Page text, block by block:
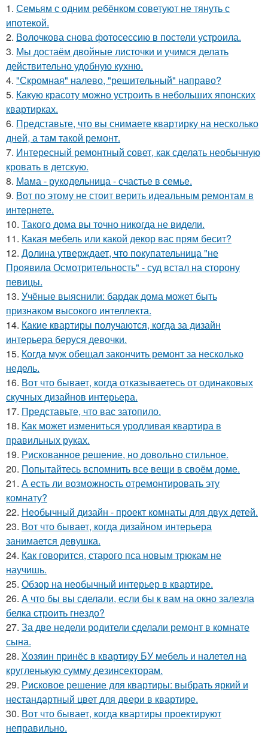
1. Семьям с одним ребёнком советуют не тянуть с
ипотекой.
2. Волочкова снова фотосессию в постели устроила.
3. Мы достаём двойные листочки и учимся делать
действительно удобную кухню.
4. "Скромная" налево, "решительный" направо?
5. Какую красоту можно устроить в небольших японских
квартирках.
6. Представьте, что вы снимаете квартирку на несколько
дней, а там такой ремонт.
7. Интересный ремонтный совет, как сделать необычную
кровать в детскую.
8. Мама - рукодельница - счастье в семье.
9. Вот по этому не стоит верить идеальным ремонтам в
интернете.
10. Такого дома вы точно никогда не видели.
11. Какая мебель или какой декор вас прям бесит?
12. Долина утверждает, что покупательница "не
Проявила Осмотрительность" - суд встал на сторону
певицы.
13. Учёные выяснили: бардак дома может быть
признаком высокого интеллекта.
14. Какие квартиры получаются, когда за дизайн
интерьера беруся девочки.
15. Когда муж обещал закончить ремонт за несколько
недель.
16. Вот что бывает, когда отказываетесь от одинаковых
скучных дизайнов интерьера.
17. Представьте, что вас затопило.
18. Как может измениться уродливая квартира в
правильных руках.
19. Рискованное решение, но довольно стильное.
20. Попытайтесь вспомнить все вещи в своём доме.
21. А есть ли возможность отремонтировать эту
комнату?
22. Необычный дизайн - проект комнаты для двух детей.
23. Вот что бывает, когда дизайном интерьера
занимается девушка.
24. Как говорится, старого пса новым трюкам не
научишь.
25. Обзор на необычный интерьер в квартире.
26. А что бы вы сделали, если бы к вам на окно залезла
белка строить гнездо?
27. За две недели родители сделали ремонт в комнате
сына.
28. Хозяин принёс в квартиру БУ мебель и налетел на
кругленькую сумму дезинсекторам.
29. Рисковое решение для квартиры: выбрать яркий и
нестандартный цвет для двери в квартире.
30. Вот что бывает, когда квартиры проектируют
неправильно.